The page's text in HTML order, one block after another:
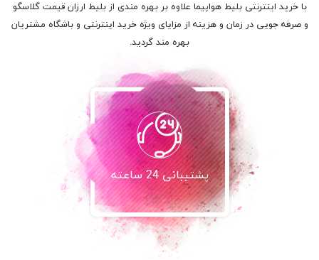
با خرید اینترنتی بلیط هواپیما علاوه بر بهره مندی از بلیط ارزان قیمت گلاسگو
و صرفه جویی در زمان و هزینه از مزایای ویژه خرید اینترنتی و باشگاه مشتریان
بهره مند گردید.
پشتیبانی 24 ساعته